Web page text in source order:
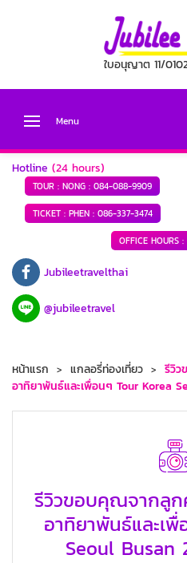
ใบอนุญาต 11/
Menu
Hotline (24 hours)
TOUR : NONG : 084-088-9909
TICKET : PHEN :086-337-3474
OFFICE HOURS :
Jubileetravelthai
@jubileetravel
หน้าแรก แกลอรี่ท่องเที่ยว
รีวิ
อาทิยาพันธ์และเพื่อนๆ Tour Korea
รีวิวขอบคุณจาก
อาทิยาพันธ์และเ
Seoul Busan